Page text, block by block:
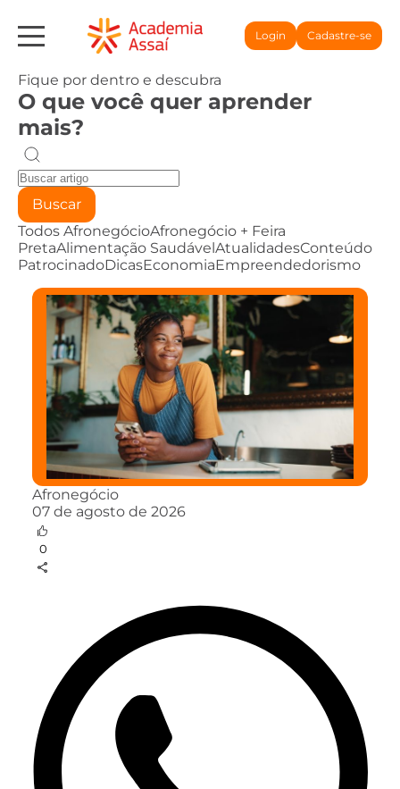
Login Cadastre-se
Fique por dentro e descubra
O que você quer aprender
mais?
Buscar
Todos AfronegócioAfronegócio + Feira
PretaAlimentação SaudávelAtualidadesConteúdo
PatrocinadoDicasEconomiaEmpreendedorismo
Afronegócio
07 de agosto de 2026
0